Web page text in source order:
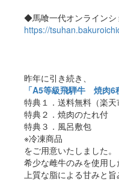
◆馬喰一代オンライン
https://
昨年に引き続き、
「A5等級飛騨牛 焼肉6
特典１．送料無料（楽天
特典２．焼肉のたれ付
特典３．風呂敷包
※冷凍商品
をご用意いたしました。
希少な雌牛のみを使用し
上質な脂による甘みと